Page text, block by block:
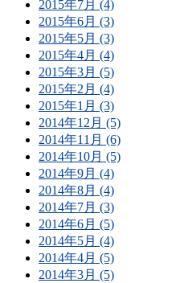
2015年7月 (4)
2015年6月 (3)
2015年5月 (3)
2015年4月 (4)
2015年3月 (5)
2015年2月 (4)
2015年1月 (3)
2014年12月 (5)
2014年11月 (6)
2014年10月 (5)
2014年9月 (4)
2014年8月 (4)
2014年7月 (3)
2014年6月 (5)
2014年5月 (4)
2014年4月 (5)
2014年3月 (5)